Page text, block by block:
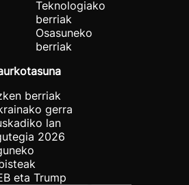
Teknologiako
berriak
Osasuneko
berriak
berriak
gerra
lan
2026
eta Trump